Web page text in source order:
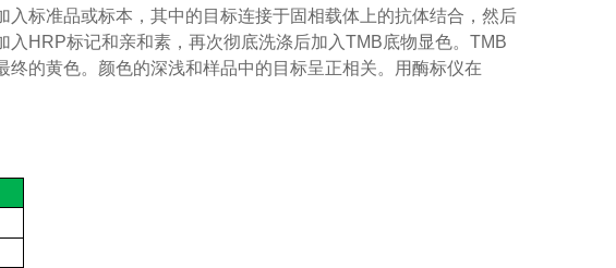
入标准品或标本，其中的目标连接于固相载体上的抗体结合，然后
入 HRP标记和亲和素，再次彻底洗涤后加入TMB底物显色。 TMB
的黄色。颜色的深浅和样品中的目标呈正相关。用酶标仪在